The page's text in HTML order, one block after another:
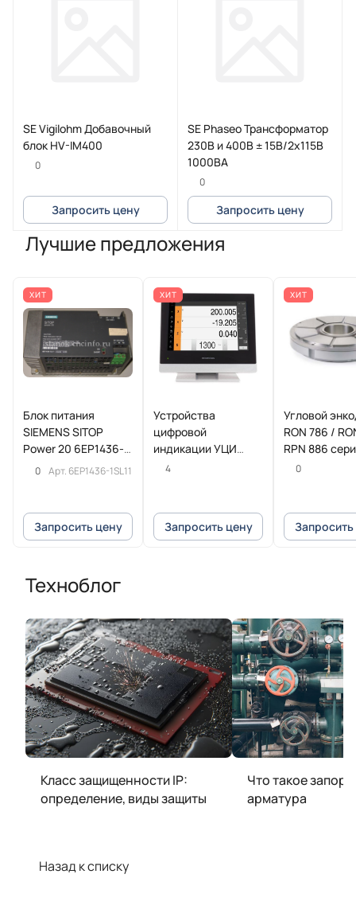
SE Vigilohm Добавочный
блок HV-IM400
0
Запросить цену
SE Phaseo Трансформатор
230В и 400В ± 15В/2x115В
1000ВА
0
Запросить цену
Лучшие предложения
ХИТ
Блок питания
SIEMENS SITOP
Power 20 6EP1436-
1SL11
0 Арт. 6EP1436-1SL11
Запросить цену
ХИТ
Устройства
цифровой
индикации УЦИ
POSITIP 8016
4
Запросить цену
ХИТ
Угловой
RON 786 /
RPN 886
HEIDENHAIN
0
Техноблог
Класс защищенности IP:
определение, виды защиты
Что такое
арматура
Назад к списку